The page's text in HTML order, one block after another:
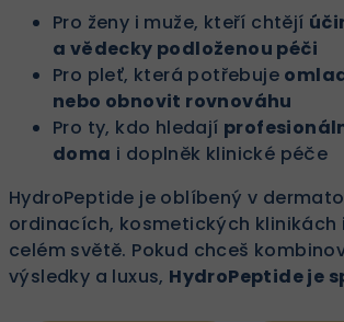
Pro ženy i muže, kteří chtějí
a vědecky podloženou péči
Pro pleť, která potřebuje
nebo obnovit rovnováhu
Pro ty, kdo hledají
doma i doplněk klinické péče
HydroPeptide je oblíbený v
ordinacích, kosmetických klinikách
celém světě. Pokud chceš
výsledky a luxus, HydroPeptide je